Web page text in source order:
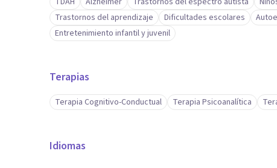
Trastornos del aprendizaje
Dificultades escolares
Entretenimiento infantil y juvenil
Terapias
Terapia Cognitivo-Conductual Terapia Psicoanalítica
Idiomas